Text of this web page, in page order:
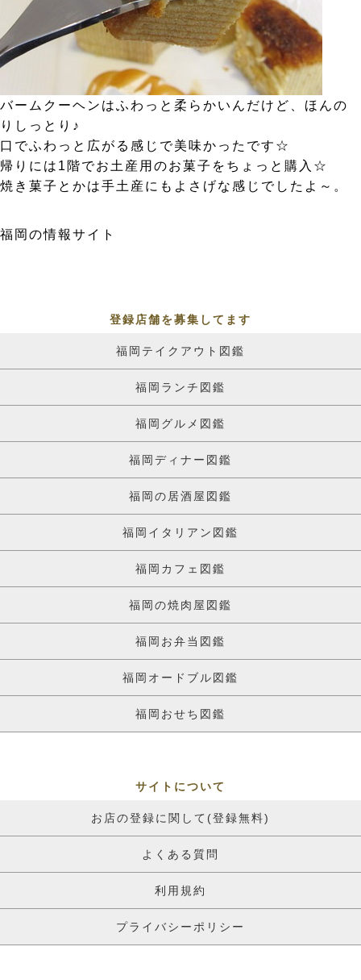
バームクーヘンはふわっと柔らかいんだけど、ほんの
りしっとり♪
口でふわっと広がる感じで美味かったです☆
帰りには1階でお土産用のお菓子をちょっと購入☆
焼き菓子とかは手土産にもよさげな感じでしたよ～。
福岡の情報サイト
登録店舗を募集してます
福岡テイクアウト図鑑
福岡ランチ図鑑
福岡グルメ図鑑
福岡ディナー図鑑
福岡の居酒屋図鑑
福岡イタリアン図鑑
福岡カフェ図鑑
福岡の焼肉屋図鑑
福岡お弁当図鑑
福岡オードブル図鑑
福岡おせち図鑑
サイトについて
お店の登録に関して(登録無料)
よくある質問
利用規約
プライバシーポリシー